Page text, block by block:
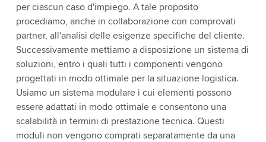
per ciascun caso d'impiego. A tale proposito
procediamo, anche in collaborazione con comprovati
partner, all'analisi delle esigenze specifiche del cliente.
Successivamente mettiamo a disposizione un sistema di
soluzioni, entro i quali tutti i componenti vengono
progettati in modo ottimale per la situazione logistica.
Usiamo un sistema modulare i cui elementi possono
essere adattati in modo ottimale e consentono una
scalabilità in termini di prestazione tecnica. Questi
moduli non vengono comprati separatamente da una